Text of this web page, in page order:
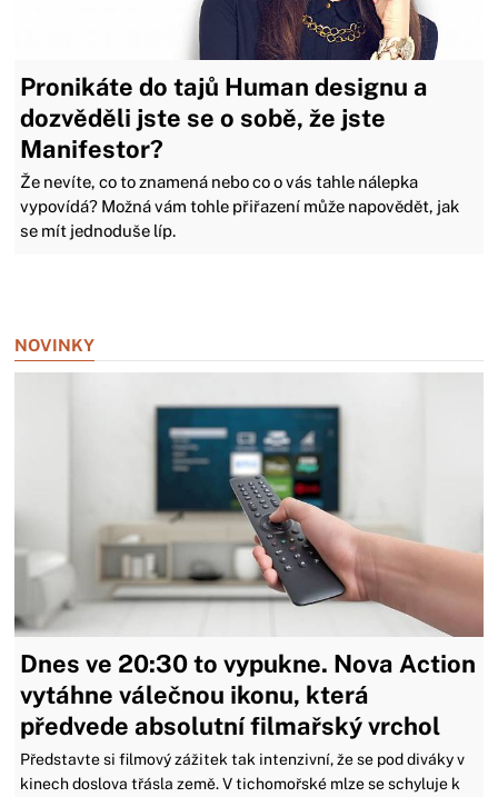
Pronikáte do tajů Human designu a
dozvěděli jste se o sobě, že jste
Manifestor?
Že nevíte, co to znamená nebo co o vás tahle nálepka
vypovídá? Možná vám tohle přiřazení může napovědět, jak
se mít jednoduše líp.
NOVINKY
Dnes ve 20:30 to vypukne. Nova Action
vytáhne válečnou ikonu, která
předvede absolutní filmařský vrchol
Představte si filmový zážitek tak intenzivní, že se pod diváky v
kinech doslova třásla země. V tichomořské mlze se schyluje k